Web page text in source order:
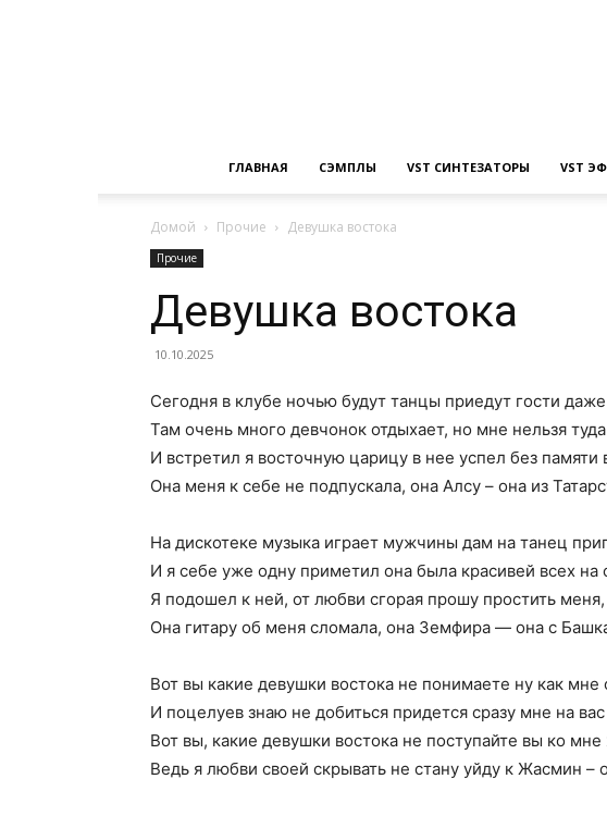
ГЛАВНАЯ СЭМПЛЫ VST СИНТЕЗАТОРЫ VST
Домой Прочие Девушка востока
Прочие
Девушка востока
10.10.2025
Сегодня в клубе ночью будут танцы приедут гости
Там очень много девчонок отдыхает, но мне нельзя
И встретил я восточную царицу в нее успел без памяти
Она меня к себе не подпускала, она Алсу – она из
На дискотеке музыка играет мужчины дам на танец
И я себе уже одну приметил она была красивей всех на
Я подошел к ней, от любви сгорая прошу простить
Она гитару об меня сломала, она Земфира — она с
Вот вы какие девушки востока не понимаете ну как мне
И поцелуев знаю не добиться придется сразу мне на
Вот вы, какие девушки востока не поступайте вы ко
Ведь я любви своей скрывать не стану уйду к Жасмин –